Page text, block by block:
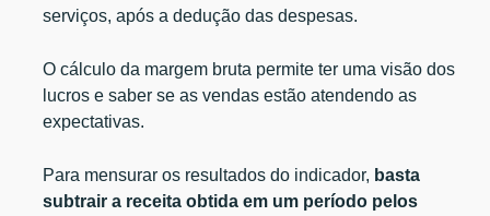
serviços, após a dedução das despesas.
O cálculo da margem bruta permite ter uma visão dos
lucros e saber se as vendas estão atendendo as
expectativas.
Para mensurar os resultados do indicador, basta
subtrair a receita obtida em um período pelos